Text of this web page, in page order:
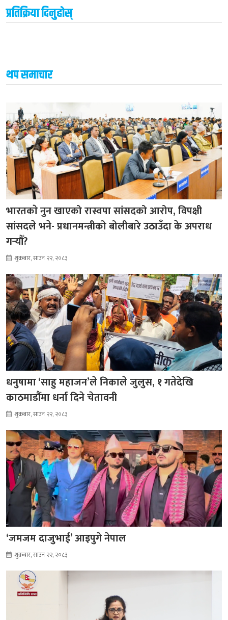
प्रतिक्रिया दिनुहोस्
थप समाचार
भारतकाे नुन खाएको रास्वपा सांसदको आरोप, विपक्षी
सांसदले भने- प्रधानमन्त्रीको बोलीबारे उठाउँदा के अपराध
गर्‍यौँ?
शुक्रबार, साउन २२, २०८३
धनुषामा ‘साहु महाजन’ले निकाले जुलुस, १ गतेदेखि
काठमाडौंमा धर्ना दिने चेतावनी
शुक्रबार, साउन २२, २०८३
‘जमजम दाजुभाई’ आइपुगे नेपाल
शुक्रबार, साउन २२, २०८३